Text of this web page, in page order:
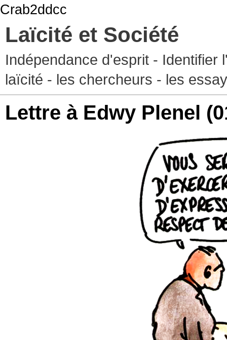
Crab2ddcc
Laïcité et Société
Indépendance d'esprit - Identifier
laïcité - les chercheurs - les
Lettre à Edwy Plenel